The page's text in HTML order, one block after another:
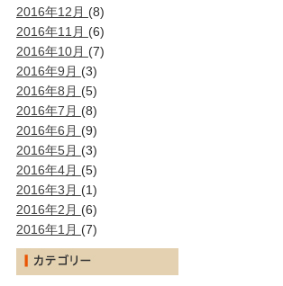
2016年12月 (8)
2016年11月 (6)
2016年10月 (7)
2016年9月 (3)
2016年8月 (5)
2016年7月 (8)
2016年6月 (9)
2016年5月 (3)
2016年4月 (5)
2016年3月 (1)
2016年2月 (6)
2016年1月 (7)